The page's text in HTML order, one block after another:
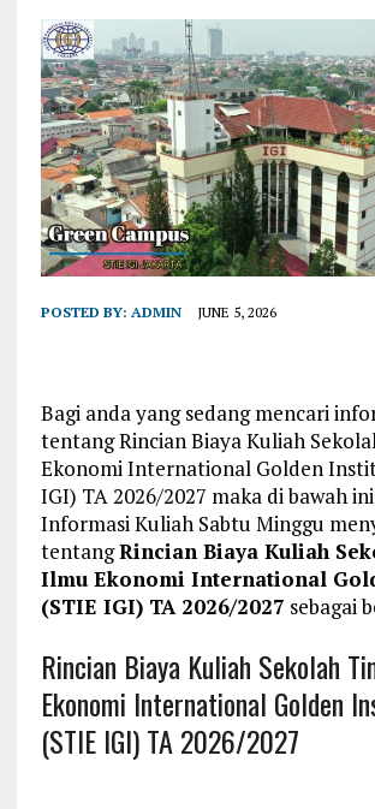
POSTED BY: ADMIN JUNE 5, 2026
Bagi anda yang sedang mencari
tentang Rincian Biaya Kuliah
Ekonomi International Golden
IGI) TA 2026/2027 maka di bawah
Informasi Kuliah Sabtu Minggu
tentangRincian Biaya Kuliah
Ilmu Ekonomi International
(STIE IGI) TA 2026/2027 sebagai
Rincian Biaya Kuliah Sekolah
Ekonomi International Golden
(STIE IGI) TA 2026/2027